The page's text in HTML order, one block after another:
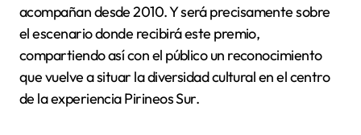
acompañan desde 2010. Y será precisamente sobre
el escenario donde recibirá este premio,
compartiendo así con el público un reconocimiento
que vuelve a situar la diversidad cultural en el centro
de la experiencia Pirineos Sur.